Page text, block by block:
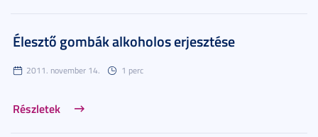
Élesztő gombák alkoholos erjesztése
2011. november 14. 1 perc
Részletek